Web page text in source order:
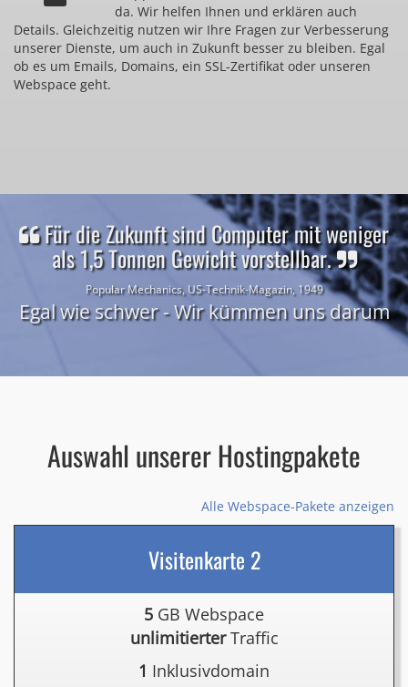
da. Wir helfen Ihnen und erklären auch
Details. Gleichzeitig nutzen wir Ihre Fragen zur Verbesserung
unserer Dienste, um auch in Zukunft besser zu bleiben. Egal
ob es um Emails, Domains, ein SSL-Zertifikat oder unseren
Webspace geht.
Für die Zukunft sind Computer mit weniger
als 1,5 Tonnen Gewicht vorstellbar.
Popular Mechanics, US-Technik-Magazin, 1949
Egal wie schwer - Wir kümmen uns darum
Auswahl unserer Hostingpakete
Alle Webspace-Pakete anzeigen
Visitenkarte 2
5 GB Webspace
unlimitierterTraffic
1 Inklusivdomain